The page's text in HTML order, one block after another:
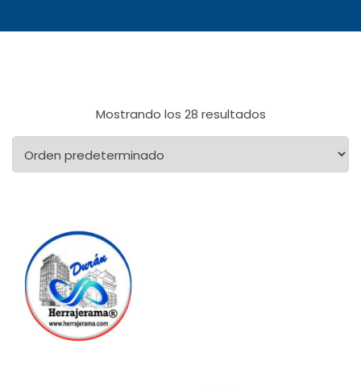
Mostrando los 28 resultados